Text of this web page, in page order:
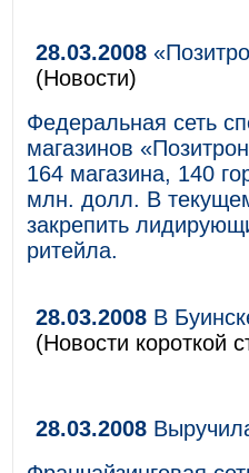
28.03.2008
(Новости)
Федеральная сеть
магазинов
164 магазина, 140
млн. долл. В
закрепить
ритейла.
28.03.2008 В
(Новости короткой
28.03.2008